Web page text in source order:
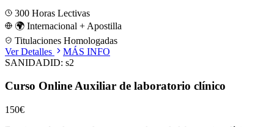
300 Horas Lectivas
🌍 Internacional + Apostilla
Titulaciones Homologadas
Ver Detalles
MÁS INFO
SANIDADID: s2
Curso Online Auxiliar de laboratorio clínico
150€